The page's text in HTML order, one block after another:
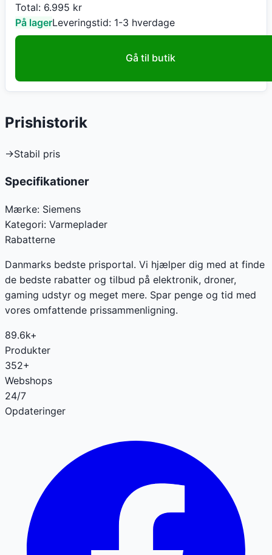
Total: 6.995 kr
På lagerLeveringstid: 1-3 hverdage
Gå til butik
Prishistorik
→Stabil pris
Specifikationer
Mærke: Siemens
Kategori: Varmeplader
Rabatterne
Danmarks bedste prisportal. Vi hjælper dig med at finde
de bedste rabatter og tilbud på elektronik, droner,
gaming udstyr og meget mere. Spar penge og tid med
vores omfattende prissammenligning.
89.6k+
Produkter
352+
Webshops
24/7
Opdateringer